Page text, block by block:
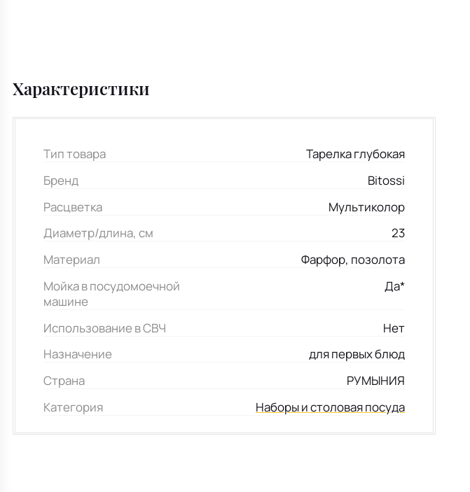
Характеристики
Тип товара
Тарелка глубокая
Бренд
Bitossi
Расцветка
Мультиколор
Диаметр/длина, см
23
Материал
Фарфор, позолота
Мойка в посудомоечной
машине
Да*
Использование в СВЧ
Нет
Назначение
для первых блюд
Страна
РУМЫНИЯ
Категория
Наборы и столовая посуда